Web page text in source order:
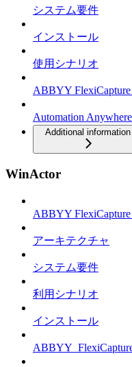
システム要件
インストール
使用シナリオ
ABBYY
Automation
Additional information
WinActor
ABBYY
アーキテクチャ
システム要件
利用シナリオ
インストール